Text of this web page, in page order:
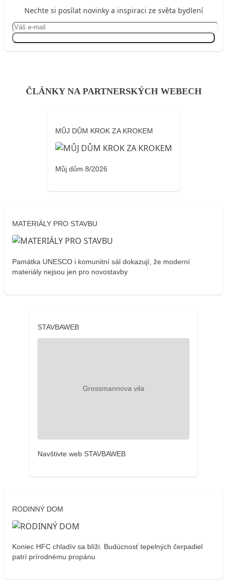
Nechte si posílat novinky a inspiraci ze světa bydlení
ČLÁNKY NA PARTNERSKÝCH WEBECH
MŮJ DŮM KROK ZA KROKEM
Můj dům 8/2026
MATERIÁLY PRO STAVBU
Památka UNESCO i komunitní sál dokazují, že moderní
materiály nejsou jen pro novostavby
STAVBAWEB
Navštivte web STAVBAWEB
RODINNÝ DOM
Koniec HFC chladív sa blíži. Budúcnosť tepelných čerpadiel
patrí prírodnému propánu